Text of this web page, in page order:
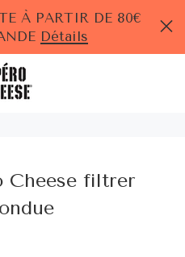
À PARTIR DE 80€
Détails
Cheese filtrer